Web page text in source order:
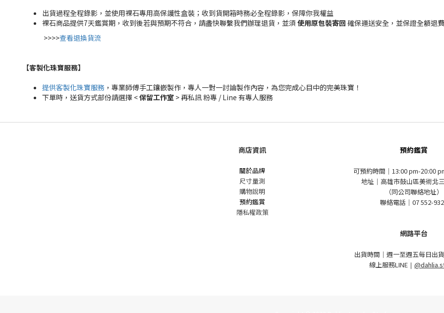
出貨過程全程錄影，並使用裸石專用高保護性盒裝；收到貨開箱時務必全程錄影，保障你我權益
裸石商品提供7天鑑賞期，收到後若與預期不符合，請盡快聯繫我們辦理退貨，並須 使用原包裝寄回 確保運送安全，並保證全額退
>>>>查看退換貨流
【客製化珠寶服務】
提供客製化珠寶服務 ，專業師傅手工鑲嵌製作，專人一對一討論製作內容，為您完成心目中的完美珠寶！
下單時，送貨方式部份請選擇 <保留工作室 > 再私訊 粉專 / Line 有專人服務
商店資訊
關於品牌
尺寸量測
購物說明
預約鑑賞
隱私權政策
預約鑑賞
可預約時間｜13:00 pm-20:00
地址｜高雄市鼓山區美術北
（同公司聯絡地址）
聯絡電話｜07 552-
網路平台
出貨時間｜週一至週五每日出
線上服務LINE ｜